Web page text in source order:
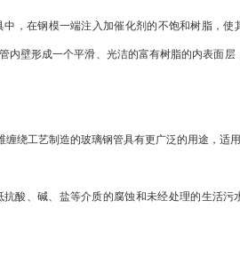
，在钢模一端注入加催化剂的不饱和树脂，使
内壁形成一个平滑、光洁的富有树脂的内表面层
工艺制造的玻璃钢管具有更广泛的用途，适用
酸、碱、盐等介质的腐蚀和未经处理的生活污